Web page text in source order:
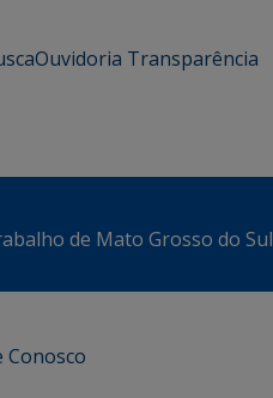
Ouvidoria Transparência
de Mato Grosso do Sul
Conosco